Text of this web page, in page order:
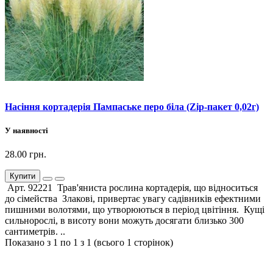
Насіння кортадерія Пампаське перо біла (Zip-пакет 0,02г)
У наявності
28.00 грн.
Купити
Арт. 92221 Трав'яниста рослина кортадерія, що відноситься
до сімейства Злакові, привертає увагу садівників ефектними
пишними волотями, що утворюються в період цвітіння. Кущі
сильнорослі, в висоту вони можуть досягати близько 300
сантиметрів. ..
Показано з 1 по 1 з 1 (всього 1 сторінок)